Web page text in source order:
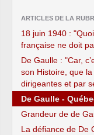
ARTICLES DE LA
18 juin 1940 :
française ne doit
De Gaulle : "Car,
son Histoire, que
dirigeantes et par
De Gaulle -
Grandeur de de
La défiance de De